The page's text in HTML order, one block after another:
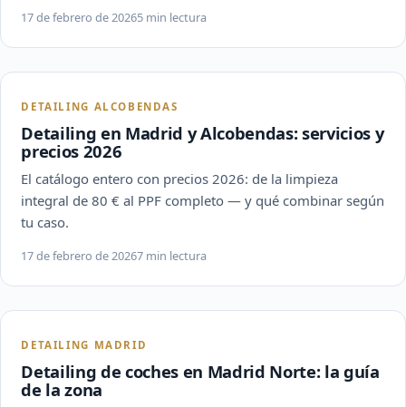
17 de febrero de 20265 min lectura
DETAILING ALCOBENDAS
Detailing en Madrid y Alcobendas: servicios y
precios 2026
El catálogo entero con precios 2026: de la limpieza
integral de 80 € al PPF completo — y qué combinar según
tu caso.
17 de febrero de 20267 min lectura
DETAILING MADRID
Detailing de coches en Madrid Norte: la guía
de la zona